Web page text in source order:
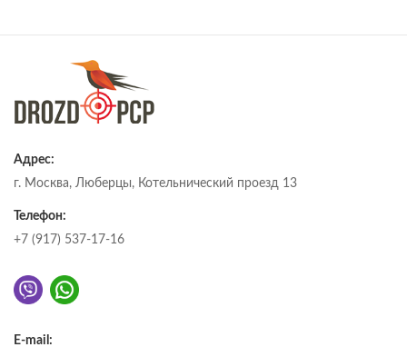
Адрес:
г. Москва, Люберцы, Котельнический проезд 13
Телефон:
+7 (917) 537-17-16
E-mail: